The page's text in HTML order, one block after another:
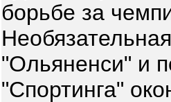
борьбе за
"Ольяненси" и
"Спортинга"